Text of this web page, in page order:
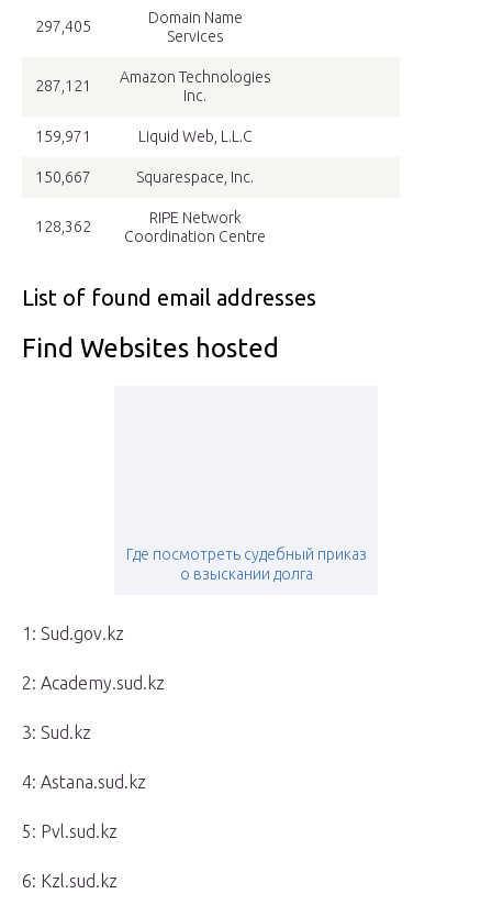
297,405
Domain Name
Services
287,121
Amazon Technologies
Inc.
159,971 Liquid Web, L.L.C
150,667 Squarespace, Inc.
128,362
RIPE Network
Coordination Centre
List of found email addresses
Find Websites hosted
Где посмотреть судебный приказ
о взыскании долга
1: Sud.gov.kz
2: Academy.sud.kz
3: Sud.kz
4: Astana.sud.kz
5: Pvl.sud.kz
6: Kzl.sud.kz